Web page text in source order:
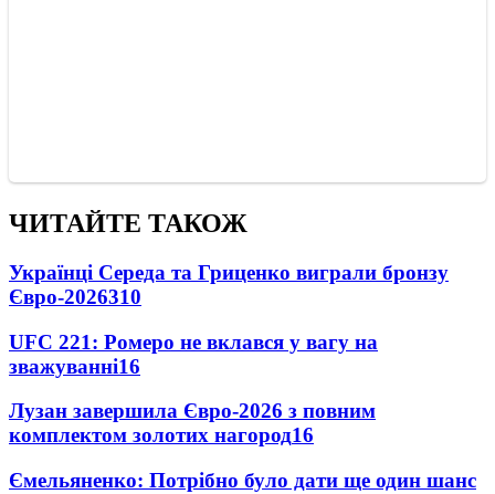
ЧИТАЙТЕ ТАКОЖ
Українці Середа та Гриценко виграли бронзу
Євро-2026310
UFC 221: Ромеро не вклався у вагу на
зважуванні16
Лузан завершила Євро-2026 з повним
комплектом золотих нагород16
Ємельяненко: Потрібно було дати ще один шанс